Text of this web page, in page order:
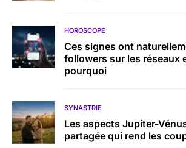
HOROSCOPE
Ces signes ont
followers sur les réseaux
pourquoi
SYNASTRIE
Les aspects Jupiter-
partagée qui rend les